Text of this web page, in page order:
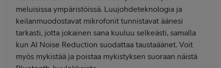
meluisissa ympäristöissä. Luujohdeteknologia ja
keilanmuodostavat mikrofonit tunnistavat äänesi
tarkasti, jotta jokainen sana kuuluu selkeästi, samalla
kun AI Noise Reduction suodattaa taustaäänet. Voit
myös mykistää ja poistaa mykistyksen suoraan näistä